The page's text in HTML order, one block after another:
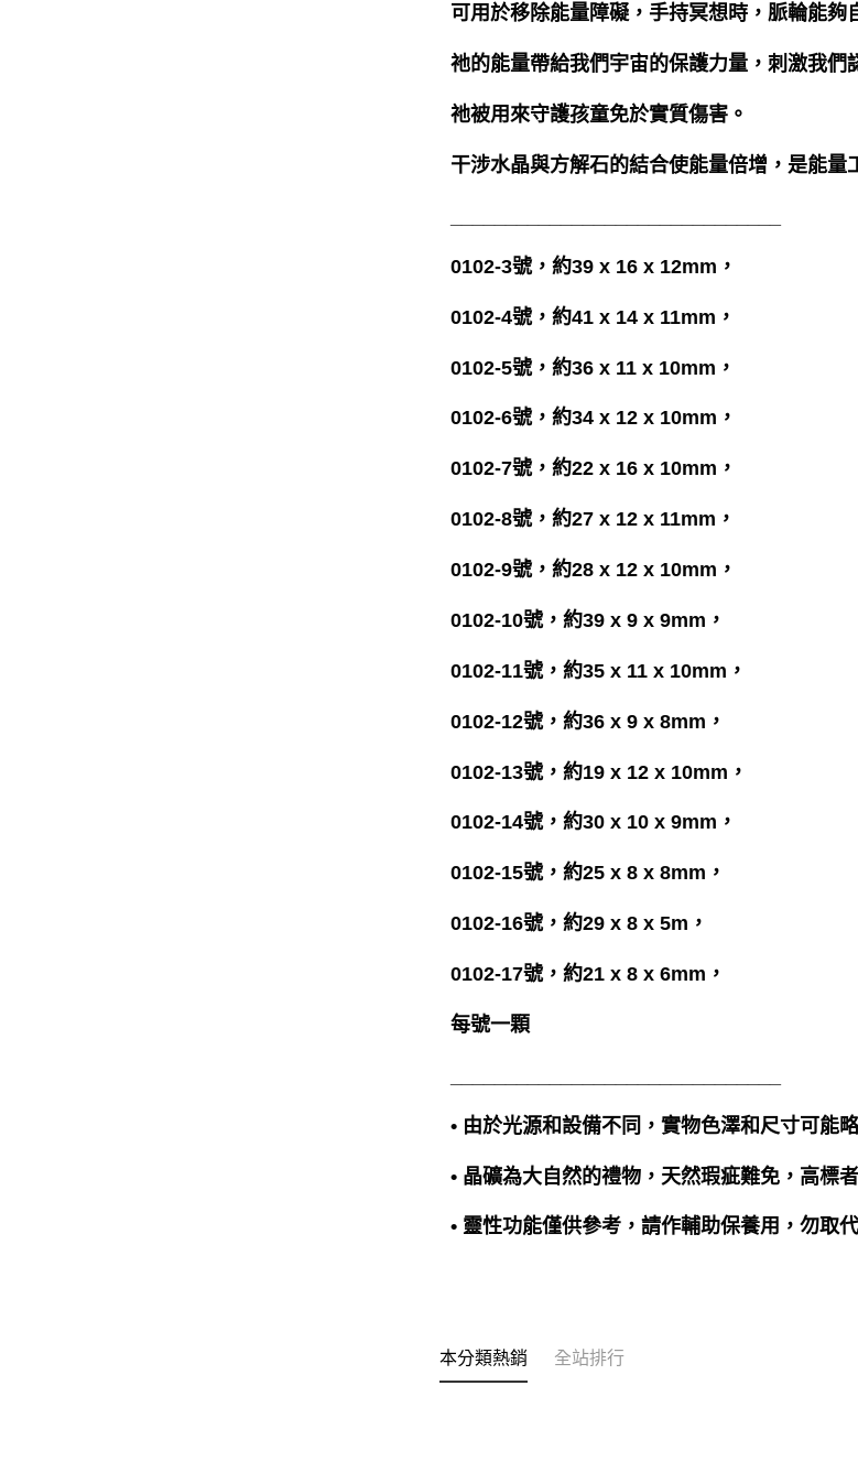
可用於移除能量障礙，手持冥想時，脈輪能夠
祂的能量帶給我們宇宙的保護力量，刺激我們
祂被用來守護孩童免於實質傷害。
干涉水晶與方解石的結合使能量倍增，是能量
0102-3號，約39 x 16 x 12mm，
0102-4號，約41 x 14 x 11mm，
0102-5號，約36 x 11 x 10mm，
0102-6號，約34 x 12 x 10mm，
0102-7號，約22 x 16 x 10mm，
0102-8號，約27 x 12 x 11mm，
0102-9號，約28 x 12 x 10mm，
0102-10號，約39 x 9 x 9mm，
0102-11號，約35 x 11 x 10mm，
0102-12號，約36 x 9 x 8mm，
0102-13號，約19 x 12 x 10mm，
0102-14號，約30 x 10 x 9mm，
0102-15號，約25 x 8 x 8mm，
0102-16號，約29 x 8 x 5m，
0102-17號，約21 x 8 x 6mm，
每號一顆
• 由於光源和設備不同，實物色澤和尺寸可能
• 晶礦為大自然的禮物，天然瑕疵難免，高標
• 靈性功能僅供參考，請作輔助保養用，勿取
本分類熱銷 全站排行